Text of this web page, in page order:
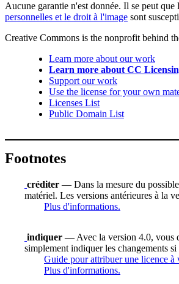
Aucune garantie n'est donnée. Il se peut
personnelles et le droit à l'image sont
Creative Commons is the nonprofit behind
Learn more about our work
Learn more about CC
Support our work
Use the license for your own
Licenses List
Public Domain List
Footnotes
créditer — Dans la mesure du
matériel. Les versions antérieures à la
Plus d'informations.
indiquer — Avec la version 4.0, vous
simplement indiquer les changements
Guide pour attribuer une licence à
Plus d'informations.